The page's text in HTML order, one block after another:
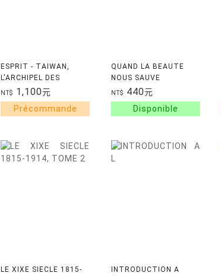
ESPRIT - TAIWAN,
L'ARCHIPEL DES
POSSIBLES - AVRIL
2026
NT$ 1,100元
QUAND LA BEAUTE
NOUS SAUVE
NT$ 440元
LE XIXE SIECLE 1815-
INTRODUCTION A